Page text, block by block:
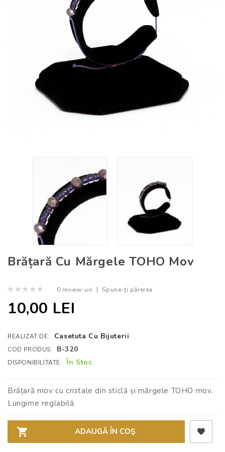
Brățară Cu Mărgele TOHO Mov
0 review-uri | Spune-ţi părerea
10,00 LEI
REALIZAT DE: Casetuta Cu Bijuterii
COD PRODUS: B-320
DISPONIBILITATE: În Stoc
Brățară mov cu cristale din sticlă și mărgele TOHO mov.
Lungime reglabilă.
ADAUGĂ ÎN COŞ